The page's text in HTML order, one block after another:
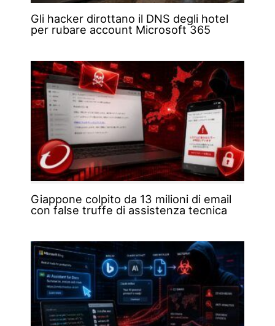
Gli hacker dirottano il DNS degli hotel
per rubare account Microsoft 365
Giappone colpito da 13 milioni di email
con false truffe di assistenza tecnica